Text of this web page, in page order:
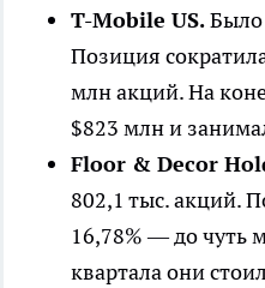
T-Mobile US.Было
Позиция
млн акций. На
$823 млн и
Floor & Decor
802,1 тыс. акций.
16,78% — до чуть
квартала они